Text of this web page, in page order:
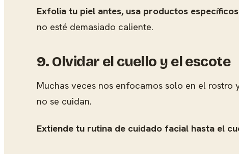
Exfolia tu piel antes, usa productos
no esté demasiado caliente.
9. Olvidar el cuello y el escote
Muchas veces nos enfocamos solo en el rostro
no se cuidan.
Extiende tu rutina de cuidado facial hasta el